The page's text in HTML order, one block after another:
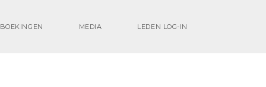
BOEKINGEN MEDIA LEDEN LOG-IN